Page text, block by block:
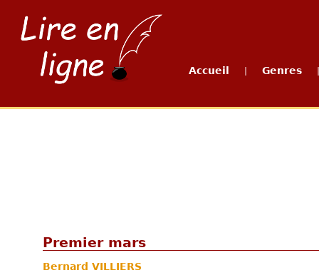
Accueil Genres
Premier mars
Bernard VILLIERS